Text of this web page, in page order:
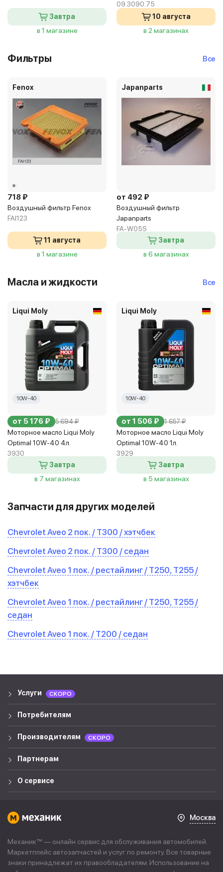
Завтра
в 1 магазине
09.3090.75
10 августа
в 2 магазинах
Фильтры Все
Fenox
718 ₽
Воздушный фильтр Fenox
FAI123
11 августа
в 1 магазине
Japanparts
от 492 ₽
Воздушный фильтр
Japanparts
FA-W05S
Завтра
в 6 магазинах
Масла и жидкости Все
Liqui Moly
10W-40
от 5 176 ₽ 5 694 ₽
Моторное масло Liqui Moly
Optimal 10W-40 4л.
3930
Завтра
в 7 магазинах
Liqui Moly
10W-40
от 1 506 ₽ 1 657 ₽
Моторное масло Liqui Moly
Optimal 10W-40 1л.
3929
Завтра
в 5 магазинах
Запчасти для других моделей
Chevrolet Aveo 2 пок. / T300 / хэтчбек
Chevrolet Aveo 2 пок. / T300 / седан
Chevrolet Aveo 1 пок. / рестайлинг / T250, T255 /
хэтчбек
Chevrolet Aveo 1 пок. / рестайлинг / T250, T255 /
седан
Chevrolet Aveo 1 пок. / T200 / седан
Услуги СКОРО
Потребителям
Производителям СКОРО
Партнерам
О сервисе
Москва
Механик™ — онлайн сервис для обслуживания автомобилей.
Маркетплейс автозапчастей и услуг по ремонту. Все товарные
знаки принадлежат их правообладателям. Использование на